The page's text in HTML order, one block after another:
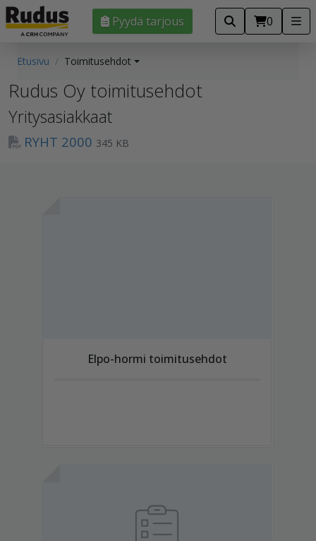
Pyydä tarjous 0
Etusivu Toimitusehdot
Rudus Oy toimitusehdot
Yritysasiakkaat
RYHT 2000 345 KB
Elpo-hormi toimitusehdot